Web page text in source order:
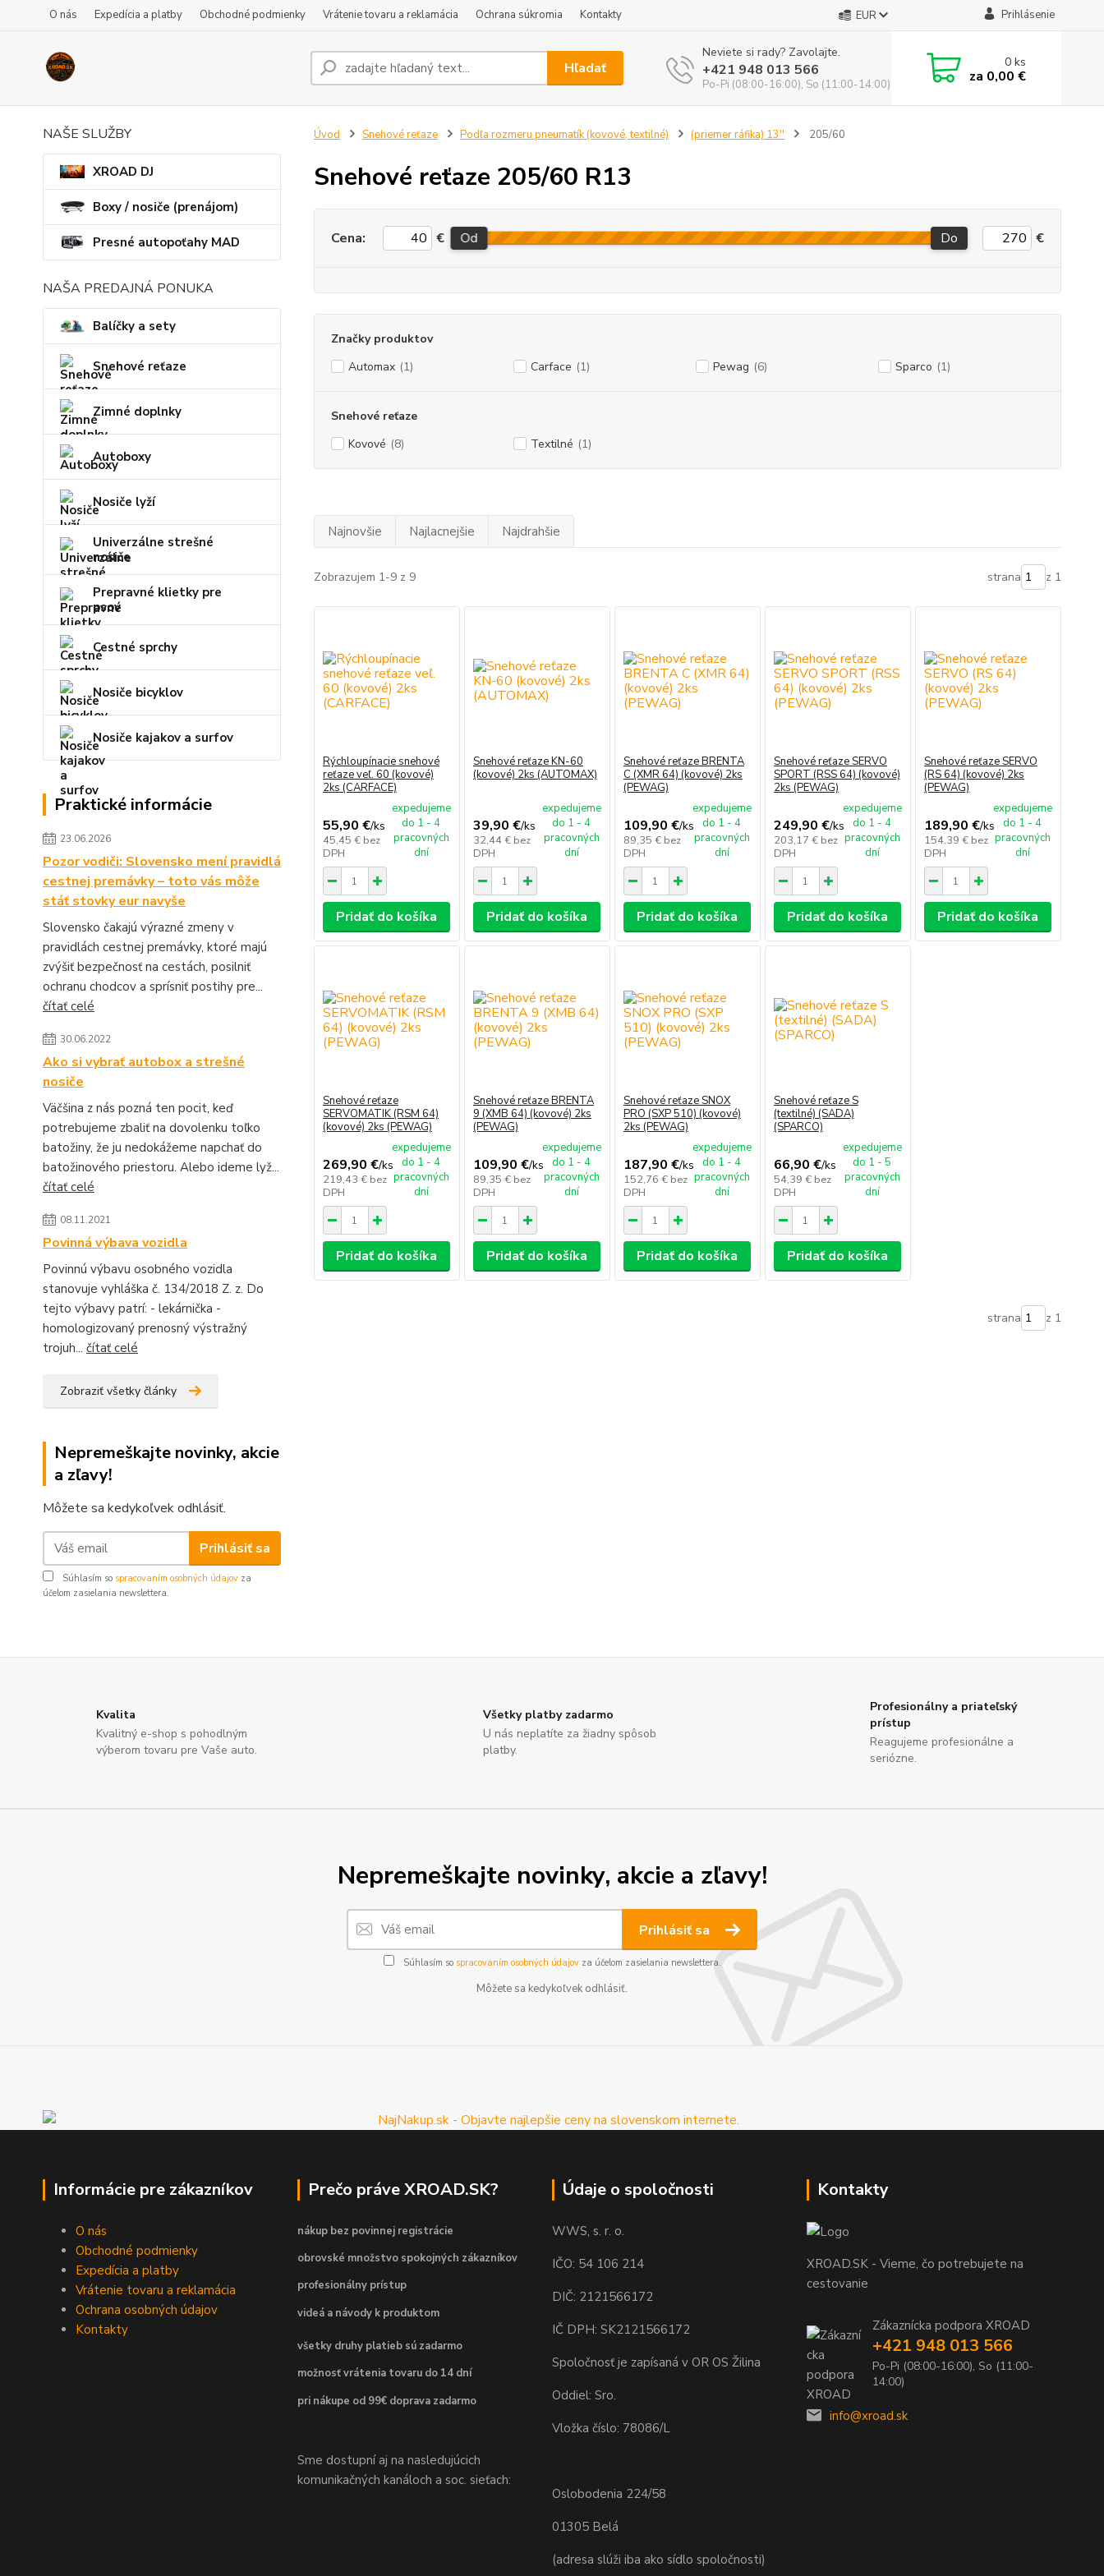
O nás Expedícia a platby Obchodné podmienky Vrátenie tovaru a reklamácia Ochrana súkromia Kontakty EUR Prihlásenie
Hľadať
Neviete si rady? Zavolajte.
+421 948 013 566
Po-Pi (08:00-16:00), So (11:00-14:00)
0ks
za 0,00 €
NAŠE SLUŽBY
XROAD DJ
Boxy / nosiče (prenájom)
Presné autopoťahy MAD
NAŠA PREDAJNÁ PONUKA
Balíčky a sety
Snehové reťaze
Zimné doplnky
Autoboxy
Nosiče lyží
Univerzálne strešné
nosiče
Prepravné klietky pre
psov
Cestné sprchy
Nosiče bicyklov
Nosiče kajakov a surfov
Praktické informácie
23.06.2026
Pozor vodiči: Slovensko mení pravidlá
cestnej premávky – toto vás môže
stáť stovky eur navyše
Slovensko čakajú výrazné zmeny v
pravidlách cestnej premávky, ktoré majú
zvýšiť bezpečnosť na cestách, posilniť
ochranu chodcov a sprísniť postihy pre...
čítať celé
30.06.2022
Ako si vybrať autobox a strešné
nosiče
Väčšina z nás pozná ten pocit, keď
potrebujeme zbaliť na dovolenku toľko
batožiny, že ju nedokážeme napchať do
batožinového priestoru. Alebo ideme lyž...
čítať celé
08.11.2021
Povinná výbava vozidla
Povinnú výbavu osobného vozidla
stanovuje vyhláška č. 134/2018 Z. z. Do
tejto výbavy patrí: - lekárnička -
homologizovaný prenosný výstražný
trojuh... čítať celé
Zobraziť všetky články
Nepremeškajte novinky, akcie
a zľavy!
Môžete sa kedykoľvek odhlásiť.
Prihlásiť sa
Súhlasím so spracovaním osobných údajov za
účelom zasielania newslettera.
Úvod Snehové reťaze Podľa rozmeru pneumatík (kovové, textilné) (priemer ráfika) 13'' 205/60
Snehové reťaze 205/60 R13
Cena: € Od Do €
Značky produktov
Automax (1) Carface (1) Pewag (6) Sparco (1)
Snehové reťaze
Kovové (8) Textilné (1)
Najnovšie Najlacnejšie Najdrahšie
Zobrazujem 1-9 z 9 strana z 1
Rýchloupínacie snehové
reťaze veľ. 60 (kovové)
2ks (CARFACE)
55,90 €/ks
45,45 € bez
DPH
expedujeme
do 1 - 4
pracovných
dní
Pridať do košíka
Snehové reťaze KN-60
(kovové) 2ks (AUTOMAX)
39,90 €/ks
32,44 € bez
DPH
expedujeme
do 1 - 4
pracovných
dní
Pridať do košíka
Snehové reťaze BRENTA
C (XMR 64) (kovové) 2ks
(PEWAG)
109,90 €/ks
89,35 € bez
DPH
expedujeme
do 1 - 4
pracovných
dní
Pridať do košíka
Snehové reťaze SERVO
SPORT (RSS 64) (kovové)
2ks (PEWAG)
249,90 €/ks
203,17 € bez
DPH
expedujeme
do 1 - 4
pracovných
dní
Pridať do košíka
Snehové reťaze SERVO
(RS 64) (kovové) 2ks
(PEWAG)
189,90 €/ks
154,39 € bez
DPH
expedujeme
do 1 - 4
pracovných
dní
Pridať do košíka
Snehové reťaze
SERVOMATIK (RSM 64)
(kovové) 2ks (PEWAG)
269,90 €/ks
219,43 € bez
DPH
expedujeme
do 1 - 4
pracovných
dní
Pridať do košíka
Snehové reťaze BRENTA
9 (XMB 64) (kovové) 2ks
(PEWAG)
109,90 €/ks
89,35 € bez
DPH
expedujeme
do 1 - 4
pracovných
dní
Pridať do košíka
Snehové reťaze SNOX
PRO (SXP 510) (kovové)
2ks (PEWAG)
187,90 €/ks
152,76 € bez
DPH
expedujeme
do 1 - 4
pracovných
dní
Pridať do košíka
Snehové reťaze S
(textilné) (SADA)
(SPARCO)
66,90 €/ks
54,39 € bez
DPH
expedujeme
do 1 - 5
pracovných
dní
Pridať do košíka
strana z 1
Kvalita
Kvalitný e-shop s pohodlným
výberom tovaru pre Vaše auto.
Všetky platby zadarmo
U nás neplatíte za žiadny spôsob
platby.
Profesionálny a priateľský
prístup
Reagujeme profesionálne a
seriózne.
Nepremeškajte novinky, akcie a zľavy!
Prihlásiť sa
Súhlasím so spracovaním osobných údajovza účelom zasielania newslettera.
Môžete sa kedykoľvek odhlásiť.
Informácie pre zákazníkov
O nás
Obchodné podmienky
Expedícia a platby
Vrátenie tovaru a reklamácia
Ochrana osobných údajov
Kontakty
Prečo práve XROAD.SK?
nákup bez povinnej registrácie
obrovské množstvo spokojných zákazníkov
profesionálny prístup
videá a návody k produktom
všetky druhy platieb sú zadarmo
možnosť vrátenia tovaru do 14 dní
pri nákupe od 99€ doprava zadarmo
Sme dostupní aj na nasledujúcich
komunikačných kanáloch a soc. sieťach:
Údaje o spoločnosti
WWS, s. r. o.
IČO: 54 106 214
DIČ: 2121566172
IČ DPH: SK2121566172
Spoločnosť je zapísaná v OR OS Žilina
Oddiel: Sro.
Vložka číslo: 78086/L
Oslobodenia 224/58
01305 Belá
(adresa slúži iba ako sídlo spoločnosti)
Kontakty
XROAD.SK - Vieme, čo potrebujete na
cestovanie
Zákaznícka podpora XROAD
+421 948 013 566
Po-Pi (08:00-16:00), So (11:00-
14:00)
info@xroad.sk